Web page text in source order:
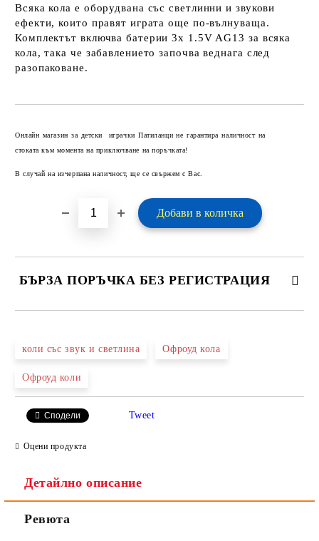
Всяка кола е оборудвана със светлинни и звукови
ефекти, които правят играта още по-вълнуваща.
Комплектът включва батерии 3x 1.5V AG13 за всяка
кола, така че забавлението започва веднага след
разопаковане.
Онлайн магазин за детски играчки Патиланци не гарантира наличност на
стоката към момента на приключване на поръчката!
В случай на изчерпана наличност, ще се свържем с Вас.
БЪРЗА ПОРЪЧКА БЕЗ РЕГИСТРАЦИЯ
Ние ще се свържем с вас в рамките на работния ден.
коли със звук и светлина Офроуд кола
Офроуд коли
Сподели Tweet
Оцени продукта
Детайлно описание
Ревюта